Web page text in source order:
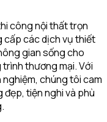
công nội thất trọn
cấp các dịch vụ thiết
gian sống cho
thương mại. Với
chúng tôi cam
tiện nghi và phù